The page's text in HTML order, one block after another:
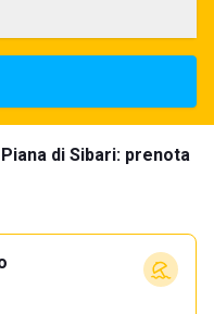
di Sibari: prenota